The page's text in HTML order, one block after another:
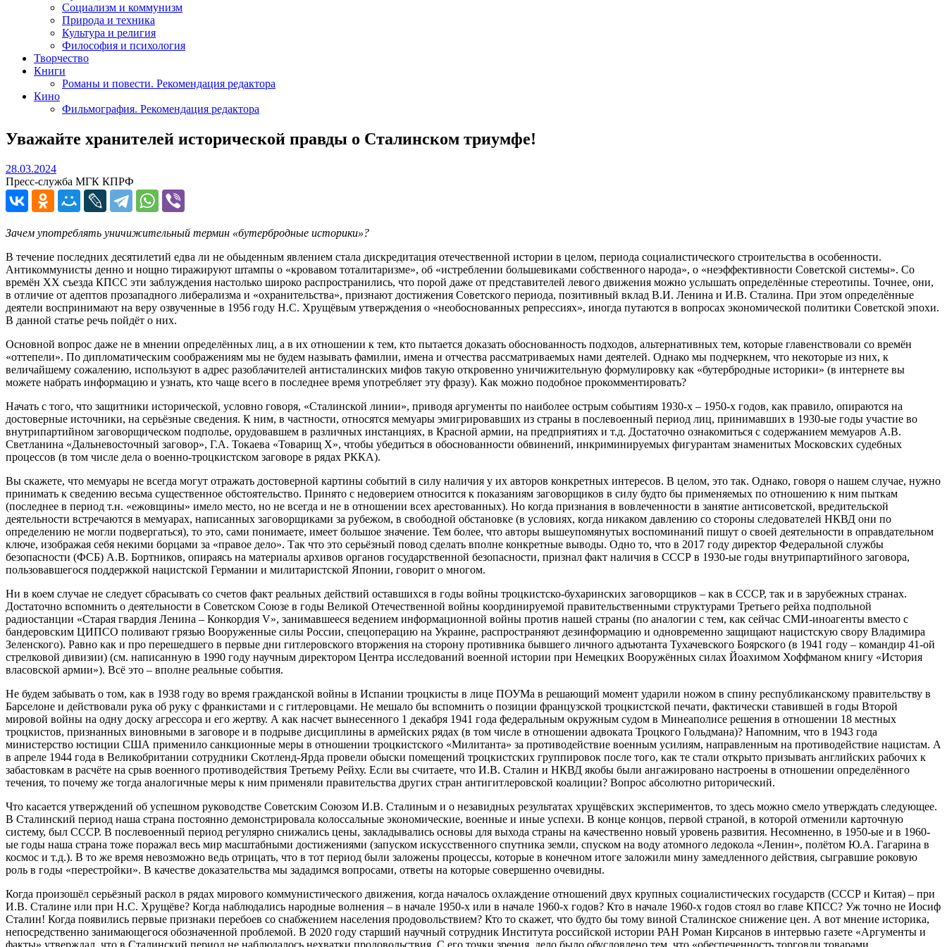
Социализм и коммунизм
Природа и техника
Культура и религия
Философия и психология
Творчество
Книги
Романы и повести. Рекомендация редактора
Кино
Фильмография. Рекомендация редактора
Уважайте хранителей исторической правды о Сталинском триумфе!
28.03.202428.03.2024
Пресс-служба МГК КПРФ
Зачем употреблять уничижительный термин «бутербродные историки»?
В течение последних десятилетий едва ли не обыденным явлением стала дискредитация отечественной истории в целом, периода социалистического строительства в особенности.
Антикоммунисты денно и нощно тиражируют штампы о «кровавом тоталитаризме», об «истреблении большевиками собственного народа», о «неэффективности Советской системы». Со
времён XX съезда КПСС эти заблуждения настолько широко распространились, что порой даже от представителей левого движения можно услышать определённые стереотипы. Точнее, они,
в отличие от адептов прозападного либерализма и «охранительства», признают достижения Советского периода, позитивный вклад В.И. Ленина и И.В. Сталина. При этом определённые
деятели воспринимают на веру озвученные в 1956 году Н.С. Хрущёвым утверждения о «необоснованных репрессиях», иногда путаются в вопросах экономической политики Советской эпохи.
В данной статье речь пойдёт о них.
Основной вопрос даже не в мнении определённых лиц, а в их отношении к тем, кто пытается доказать обоснованность подходов, альтернативных тем, которые главенствовали со времён
«оттепели». По дипломатическим соображениям мы не будем называть фамилии, имена и отчества рассматриваемых нами деятелей. Однако мы подчеркнем, что некоторые из них, к
величайшему сожалению, используют в адрес разоблачителей антисталинских мифов такую откровенно уничижительную формулировку как «бутербродные историки» (в интернете вы
можете набрать информацию и узнать, кто чаще всего в последнее время употребляет эту фразу). Как можно подобное прокомментировать?
Начать с того, что защитники исторической, условно говоря, «Сталинской линии», приводя аргументы по наиболее острым событиям 1930-х – 1950-х годов, как правило, опираются на
достоверные источники, на серьёзные сведения. К ним, в частности, относятся мемуары эмигрировавших из страны в послевоенный период лиц, принимавших в 1930-ые годы участие во
внутрипартийном заговорщическом подполье, орудовавшем в различных инстанциях, в Красной армии, на предприятиях и т.д. Достаточно ознакомиться с содержанием мемуаров А.В.
Светланина «Дальневосточный заговор», Г.А. Токаева «Товарищ Х», чтобы убедиться в обоснованности обвинений, инкриминируемых фигурантам знаменитых Московских судебных
процессов (в том числе дела о военно-троцкистском заговоре в рядах РККА).
Вы скажете, что мемуары не всегда могут отражать достоверной картины событий в силу наличия у их авторов конкретных интересов. В целом, это так. Однако, говоря о нашем случае, нужно
принимать к сведению весьма существенное обстоятельство. Принято с недоверием относится к показаниям заговорщиков в силу будто бы применяемых по отношению к ним пыткам
(последнее в период т.н. «ежовщины» имело место, но не всегда и не в отношении всех арестованных). Но когда признания в вовлеченности в занятие антисоветской, вредительской
деятельности встречаются в мемуарах, написанных заговорщиками за рубежом, в свободной обстановке (в условиях, когда никаком давлению со стороны следователей НКВД они по
определению не могли подвергаться), то это, сами понимаете, имеет большое значение. Тем более, что авторы вышеупомянутых воспоминаний пишут о своей деятельности в оправдательном
ключе, изображая себя некими борцами за «правое дело». Так что это серьёзный повод сделать вполне конкретные выводы. Одно то, что в 2017 году директор Федеральной службы
безопасности (ФСБ) А.В. Бортников, опираясь на материалы архивов органов государственной безопасности, признал факт наличия в СССР в 1930-ые годы внутрипартийного заговора,
пользовавшегося поддержкой нацистской Германии и милитаристской Японии, говорит о многом.
Ни в коем случае не следует сбрасывать со счетов факт реальных действий оставшихся в годы войны троцкистско-бухаринских заговорщиков – как в СССР, так и в зарубежных странах.
Достаточно вспомнить о деятельности в Советском Союзе в годы Великой Отечественной войны координируемой правительственными структурами Третьего рейха подпольной
радиостанции «Старая гвардия Ленина – Конкордия V», занимавшееся ведением информационной войны против нашей страны (по аналогии с тем, как сейчас СМИ-иноагенты вместо с
бандеровским ЦИПСО поливают грязью Вооруженные силы России, спецоперацию на Украине, распространяют дезинформацию и одновременно защищают нацистскую свору Владимира
Зеленского). Равно как и про перешедшего в первые дни гитлеровского вторжения на сторону противника бывшего личного адъютанта Тухачевского Боярского (в 1941 году – командир 41-ой
стрелковой дивизии) (см. написанную в 1990 году научным директором Центра исследований военной истории при Немецких Вооружённых силах Йоахимом Хоффманом книгу «История
власовской армии»). Всё это – вполне реальные события.
Не будем забывать о том, как в 1938 году во время гражданской войны в Испании троцкисты в лице ПОУМа в решающий момент ударили ножом в спину республиканскому правительству в
Барселоне и действовали рука об руку с франкистами и с гитлеровцами. Не мешало бы вспомнить о позиции французской троцкистской печати, фактически ставившей в годы Второй
мировой войны на одну доску агрессора и его жертву. А как насчет вынесенного 1 декабря 1941 года федеральным окружным судом в Минеаполисе решения в отношении 18 местных
троцкистов, признанных виновными в заговоре и в подрыве дисциплины в армейских рядах (в том числе в отношении адвоката Троцкого Гольдмана)? Напомним, что в 1943 года
министерство юстиции США применило санкционные меры в отношении троцкистского «Милитанта» за противодействие военным усилиям, направленным на противодействие нацистам. А
в апреле 1944 года в Великобритании сотрудники Скотленд-Ярда провели обыски помещений троцкистских группировок после того, как те стали открыто призывать английских рабочих к
забастовкам в расчёте на срыв военного противодействия Третьему Рейху. Если вы считаете, что И.В. Сталин и НКВД якобы были ангажировано настроены в отношении определённого
течения, то почему же тогда аналогичные меры к ним применяли правительства других стран антигитлеровской коалиции? Вопрос абсолютно риторический.
Что касается утверждений об успешном руководстве Советским Союзом И.В. Сталиным и о незавидных результатах хрущёвских экспериментов, то здесь можно смело утверждать следующее.
В Сталинский период наша страна постоянно демонстрировала колоссальные экономические, военные и иные успехи. В конце концов, первой страной, в которой отменили карточную
систему, был СССР. В послевоенный период регулярно снижались цены, закладывались основы для выхода страны на качественно новый уровень развития. Несомненно, в 1950-ые и в 1960-
ые годы наша страна тоже поражал весь мир масштабными достижениями (запуском искусственного спутника земли, спуском на воду атомного ледокола «Ленин», полётом Ю.А. Гагарина в
космос и т.д.). В то же время невозможно ведь отрицать, что в тот период были заложены процессы, которые в конечном итоге заложили мину замедленного действия, сыгравшие роковую
роль в годы «перестройки». В качестве доказательства мы зададимся вопросами, ответы на которые совершенно очевидны.
Когда произошёл серьёзный раскол в рядах мирового коммунистического движения, когда началось охлаждение отношений двух крупных социалистических государств (СССР и Китая) – при
И.В. Сталине или при Н.С. Хрущёве? Когда наблюдались народные волнения – в начале 1950-х или в начале 1960-х годов? Кто в начале 1960-х годов стоял во главе КПСС? Уж точно не Иосиф
Сталин! Когда появились первые признаки перебоев со снабжением населения продовольствием? Кто то скажет, что будто бы тому виной Сталинское снижение цен. А вот мнение историка,
непосредственно занимающегося обозначенной проблемой. В 2020 году старший научный сотрудник Института российской истории РАН Роман Кирсанов в интервью газете «Аргументы и
факты» утверждал, что в Сталинский период не наблюдалось нехватки продовольствия. С его точки зрения, дело было обусловлено тем, что «обеспеченность торговли товарами